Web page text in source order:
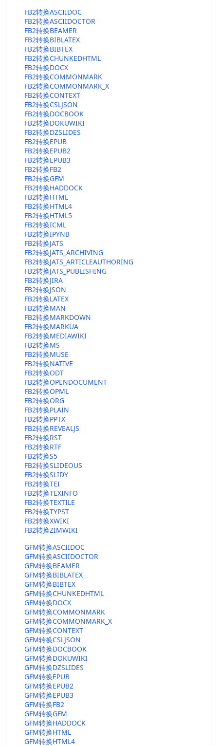
FB2转换ASCIIDOC
FB2转换ASCIIDOCTOR
FB2转换BEAMER
FB2转换BIBLATEX
FB2转换BIBTEX
FB2转换CHUNKEDHTML
FB2转换DOCX
FB2转换COMMONMARK
FB2转换COMMONMARK_X
FB2转换CONTEXT
FB2转换CSLJSON
FB2转换DOCBOOK
FB2转换DOKUWIKI
FB2转换DZSLIDES
FB2转换EPUB
FB2转换EPUB2
FB2转换EPUB3
FB2转换FB2
FB2转换GFM
FB2转换HADDOCK
FB2转换HTML
FB2转换HTML4
FB2转换HTML5
FB2转换ICML
FB2转换IPYNB
FB2转换JATS
FB2转换JATS_ARCHIVING
FB2转换JATS_ARTICLEAUTHORING
FB2转换JATS_PUBLISHING
FB2转换JIRA
FB2转换JSON
FB2转换LATEX
FB2转换MAN
FB2转换MARKDOWN
FB2转换MARKUA
FB2转换MEDIAWIKI
FB2转换MS
FB2转换MUSE
FB2转换NATIVE
FB2转换ODT
FB2转换OPENDOCUMENT
FB2转换OPML
FB2转换ORG
FB2转换PLAIN
FB2转换PPTX
FB2转换REVEALJS
FB2转换RST
FB2转换RTF
FB2转换S5
FB2转换SLIDEOUS
FB2转换SLIDY
FB2转换TEI
FB2转换TEXINFO
FB2转换TEXTILE
FB2转换TYPST
FB2转换XWIKI
FB2转换ZIMWIKI
GFM转换ASCIIDOC
GFM转换ASCIIDOCTOR
GFM转换BEAMER
GFM转换BIBLATEX
GFM转换BIBTEX
GFM转换CHUNKEDHTML
GFM转换DOCX
GFM转换COMMONMARK
GFM转换COMMONMARK_X
GFM转换CONTEXT
GFM转换CSLJSON
GFM转换DOCBOOK
GFM转换DOKUWIKI
GFM转换DZSLIDES
GFM转换EPUB
GFM转换EPUB2
GFM转换EPUB3
GFM转换FB2
GFM转换GFM
GFM转换HADDOCK
GFM转换HTML
GFM转换HTML4